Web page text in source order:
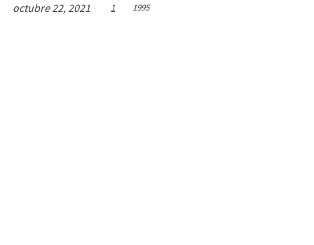
octubre 22, 2021 1 1995